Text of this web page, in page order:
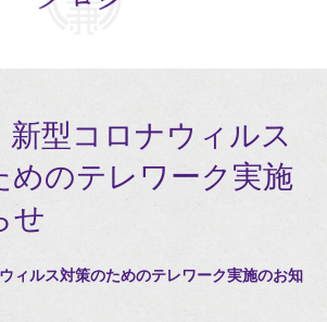
新型コロナウィルス
めのテレワーク実施
せ
ィルス対策のためのテレワーク実施のお知